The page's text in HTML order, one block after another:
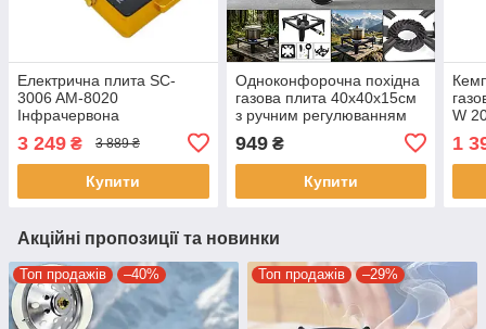
Електрична плита SC-
3006 AM-8020
Інфрачервона
електроплита Silver Crest
3 249 ₴ 3 889 ₴
Купити
Одноконфорочна похідна
газова плита 40х40х15см
з ручним регулюванням
949₴
Купити
W
1
Акційні пропозиції та новинки
Топ продажів –40% Топ продажів –29%